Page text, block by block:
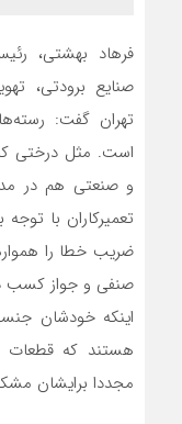
فرهاد بهشتی،
صنایع برودتی،
تهران گفت:
است. مثل درختی
و صنعتی هم در
تعمیرکاران با
ضریب خطا را
صنفی و جواز کسب
اینکه خودشان
هستند که قطعات
مجددا برایشان